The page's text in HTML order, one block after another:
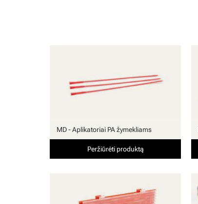
MD - Aplikatoriai PA žymekliams
Peržiūrėti produktą